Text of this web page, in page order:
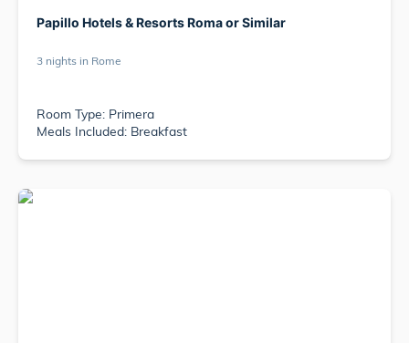
Papillo Hotels & Resorts Roma or Similar
3 nights in Rome
Room Type: Primera
Meals Included: Breakfast